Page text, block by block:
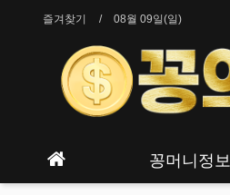
즐겨찾기 08월 09일(일)
꽁머니정보